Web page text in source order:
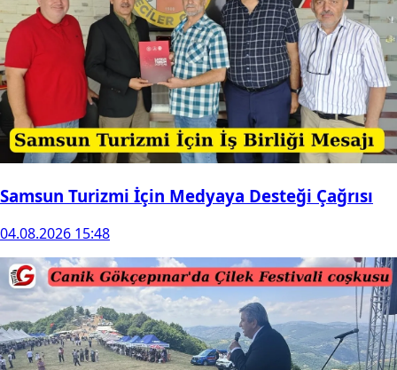
Samsun Turizmi İçin Medyaya Desteği Çağrısı
04.08.2026 15:48